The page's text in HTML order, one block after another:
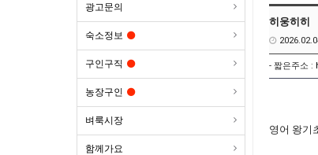
광고문의
숙소정보
구인구직
농장구인
벼룩시장
함께가요
히웅히히
- 짧은주소 :
영어 왕기